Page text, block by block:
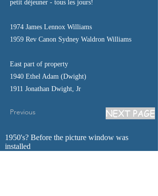
petit déjeuner - tous les jours!
1974 James Lennox Williams
1959 Rev Canon Sydney Waldron Williams
East part of property
1940 Ethel Adam (Dwight)
1911 Jonathan Dwight, Jr
Previous NEXT PAGE
1950's? Before the picture window was
installed